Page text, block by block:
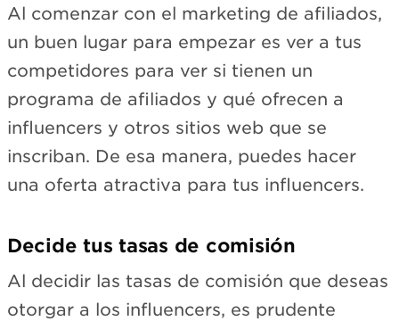
Al comenzar con el marketing de afiliados,
un buen lugar para empezar es ver a tus
competidores para ver si tienen un
programa de afiliados y qué ofrecen a
influencers y otros sitios web que se
inscriban. De esa manera, puedes hacer
una oferta atractiva para tus influencers.
Decide tus tasas de comisión
Al decidir las tasas de comisión que deseas
otorgar a los influencers, es prudente